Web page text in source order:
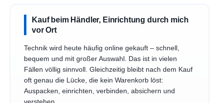
Kauf beim Händler, Einrichtung durch mich
vor Ort
Technik wird heute häufig online gekauft – schnell,
bequem und mit großer Auswahl. Das ist in vielen
Fällen völlig sinnvoll. Gleichzeitig bleibt nach dem Kauf
oft genau die Lücke, die kein Warenkorb löst:
Auspacken, einrichten, verbinden, absichern und